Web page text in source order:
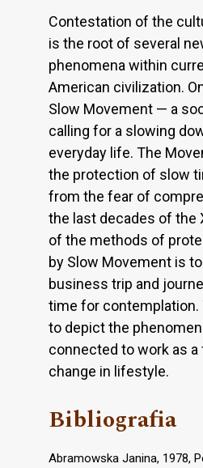
Contestation of the
is the root of several
phenomena within
American civilization.
Slow Movement — a
calling for a slowing
everyday life. The
the protection of slow
from the fear of
the last decades of the
of the methods of
by Slow Movement is
business trip and
time for contemplation.
to depict the
connected to work as
change in lifestyle.
Bibliografia
Abramowska Janina, 1978,